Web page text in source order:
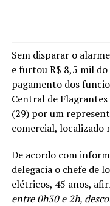
Sem disparar o
e furtou R$ 8,5 mil
pagamento dos
Central de
(29) por um
comercial, localizado
De acordo com
delegacia o chefe de
elétricos, 45 anos,
entre 0h30 e 2h,